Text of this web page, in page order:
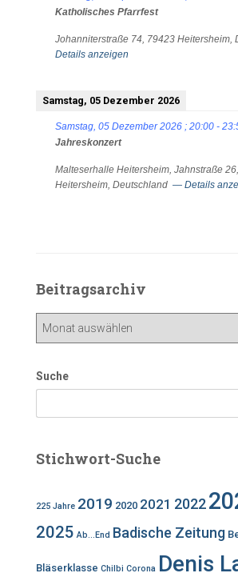
Katholisches Pfarrfest
Johanniterstraße 74, 79423 Heitersheim,
Details anzeigen
Samstag, 05 Dezember 2026
Samstag, 05 Dezember 2026 ; 20:00 -
Jahreskonzert
Malteserhalle Heitersheim, Jahnstraße
Heitersheim, Deutschland — Details
Beitragsarchiv
Beitragsarchiv
Suche
Stichwort-Suche
225 Jahre 2019 2020 2021 2022
2025 Ab...End Badische Zeitung
Bläserklasse Chilbi Corona Denis